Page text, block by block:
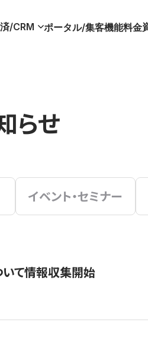
/CRM ポータル/集客機能料金
らせ
イベント・セミナー
いて情報収集開始